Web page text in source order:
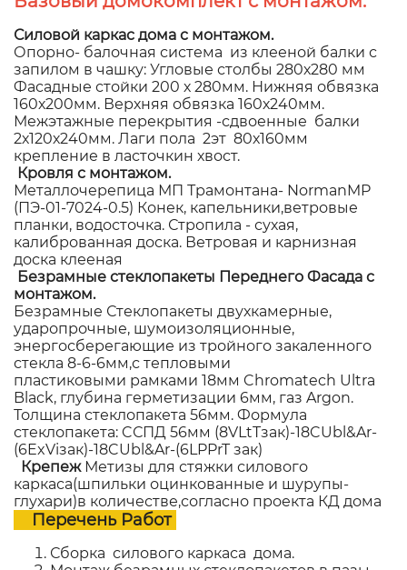
Силовой каркас дома с монтажом.
Опорно- балочная система из клееной балки с
запилом в чашку: Угловые столбы 280х280 мм
Фасадные стойки 200 х 280мм. Нижняя обвязка
160х200мм. Верхняя обвязка 160х240мм.
Межэтажные перекрытия -сдвоенные балки
2х120х240мм. Лаги пола 2эт 80х160мм
крепление в ласточкин хвост.
Кровля с монтажом.
Металлочерепица МП Трамонтана- NormanMP
(ПЭ-01-7024-0.5) Конек, капельники,ветровые
планки, водосточка. Стропила - сухая,
калиброванная доска. Ветровая и карнизная
доска клееная
Безрамные стеклопакеты Переднего Фасада с
монтажом.
Безрамные Стеклопакеты двухкамерные,
ударопрочные, шумоизоляционные,
энергосберегающие из тройного закаленного
стекла 8-6-6мм,с тепловыми
пластиковыми рамками 18мм Chromatech Ultra
Black, глубина герметизации 6мм, газ Argon.
Толщина стеклопакета 56мм. Формула
стеклопакета: CСПД 56мм (8VLtTзак)-18CUbl&Ar-
(6ExViзак)-18CUbl&Ar-(6LPPrT зак)
Крепеж Метизы для стяжки силового
каркаса(шпильки оцинкованные и шурупы-
глухари)в количестве,согласно проекта КД дома
Перечень Работ
Сборка силового каркаса дома.